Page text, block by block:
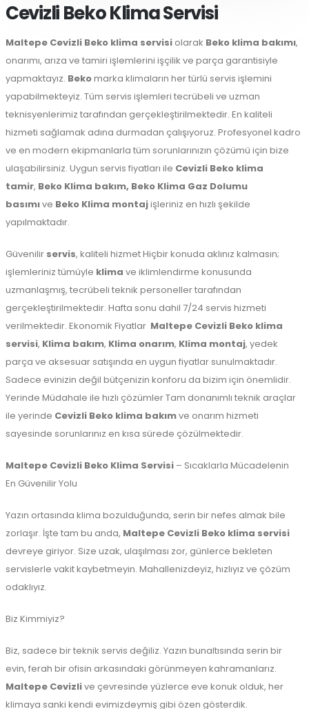
Cevizli Beko Klima Servisi
Maltepe Cevizli Beko klima servisi olarak Beko klima bakımı,
onarımı, arıza ve tamiri işlemlerini işçilik ve parça garantisiyle
yapmaktayız. Bekomarka klimaların her türlü servis işlemini
yapabilmekteyiz. Tüm servis işlemleri tecrübeli ve uzman
teknisyenlerimiz tarafından gerçekleştirilmektedir. En kaliteli
hizmeti sağlamak adına durmadan çalışıyoruz. Profesyonel kadro
ve en modern ekipmanlarla tüm sorunlarınızın çözümü için bize
ulaşabilirsiniz. Uygun servis fiyatları ile Cevizli Beko klima
tamir, Beko Klima bakım, Beko Klima Gaz Dolumu
basımıve Beko Klima montajişleriniz en hızlı şekilde
yapılmaktadır.
Güvenilir servis, kaliteli hizmet Hiçbir konuda aklınız kalmasın;
işlemleriniz tümüyle klima ve iklimlendirme konusunda
uzmanlaşmış, tecrübeli teknik personeller tarafından
gerçekleştirilmektedir. Hafta sonu dahil 7/24 servis hizmeti
verilmektedir. Ekonomik Fiyatlar Maltepe Cevizli Beko klima
servisi, Klima bakım, Klima onarım, Klima montaj, yedek
parça ve aksesuar satışında en uygun fiyatlar sunulmaktadır.
Sadece evinizin değil bütçenizin konforu da bizim için önemlidir.
Yerinde Müdahale ile hızlı çözümler Tam donanımlı teknik araçlar
ile yerinde Cevizli Beko klima bakımve onarım hizmeti
sayesinde sorunlarınız en kısa sürede çözülmektedir.
Maltepe Cevizli Beko Klima Servisi – Sıcaklarla Mücadelenin
En Güvenilir Yolu
Yazın ortasında klima bozulduğunda, serin bir nefes almak bile
zorlaşır. İşte tam bu anda, Maltepe Cevizli Beko klima servisi
devreye giriyor. Size uzak, ulaşılması zor, günlerce bekleten
servislerle vakit kaybetmeyin. Mahallenizdeyiz, hızlıyız ve çözüm
odaklıyız.
Biz Kimmiyiz?
Biz, sadece bir teknik servis değiliz. Yazın bunaltısında serin bir
evin, ferah bir ofisin arkasındaki görünmeyen kahramanlarız.
Maltepe Cevizlive çevresinde yüzlerce eve konuk olduk, her
klimaya sanki kendi evimizdeymiş gibi özen gösterdik.